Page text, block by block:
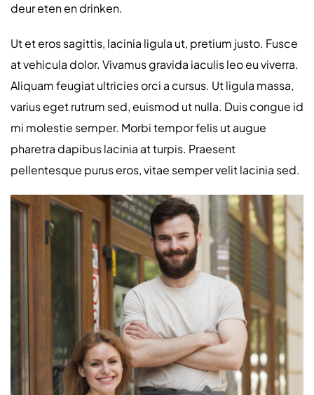
deur eten en drinken.
Ut et eros sagittis, lacinia ligula ut, pretium justo. Fusce
at vehicula dolor. Vivamus gravida iaculis leo eu viverra.
Aliquam feugiat ultricies orci a cursus. Ut ligula massa,
varius eget rutrum sed, euismod ut nulla. Duis congue id
mi molestie semper. Morbi tempor felis ut augue
pharetra dapibus lacinia at turpis. Praesent
pellentesque purus eros, vitae semper velit lacinia sed.